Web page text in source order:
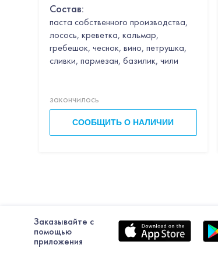
Состав:
паста собственного производства,
лосось, креветка, кальмар,
гребешок, чеснок, вино, петрушка,
сливки, пармезан, базилик, чили
закончилось
СООБЩИТЬ О НАЛИЧИИ
Заказывайте с
помощью
приложения